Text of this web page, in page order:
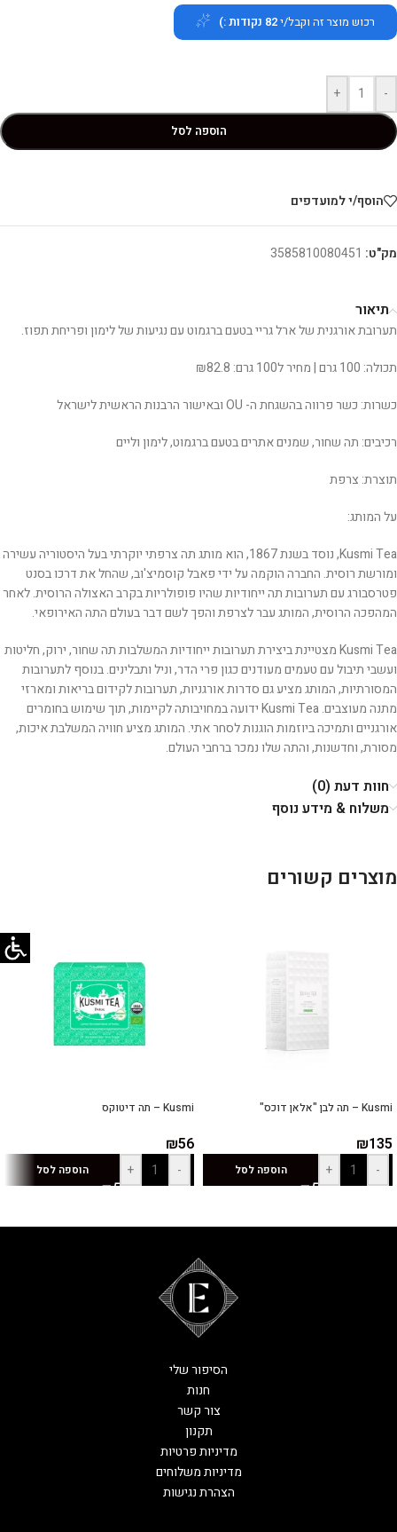
רכוש מוצר זה וקבל/י82 נקודות :)
-
+
הוספה לסל
הוסף/י למועדפים
מק"ט: 3585810080451
תיאור
תערובת אורגנית של ארל גריי בטעם ברגמוט עם נגיעות של לימון ופריחת תפוז.
תכולה: 100 גרם | מחיר ל100 גרם: ₪82.8
כשרות: כשר פרווה בהשגחת ה- OU ובאישור הרבנות הראשית לישראל
רכיבים: תה שחור, שמנים אתרים בטעם ברגמוט, לימון וליים
תוצרת: צרפת
על המותג:
Kusmi Tea, נוסד בשנת 1867, הוא מותג תה צרפתי יוקרתי בעל היסטוריה עשירה
ומורשת רוסית. החברה הוקמה על ידי פאבל קוסמיצ'וב, שהחל את דרכו בסנט
פטרסבורג עם תערובות תה ייחודיות שהיו פופולריות בקרב האצולה הרוסית. לאחר
המהפכה הרוסית, המותג עבר לצרפת והפך לשם דבר בעולם התה האירופאי.
Kusmi Tea מצטיינת ביצירת תערובות ייחודיות המשלבות תה שחור, ירוק, חליטות
ועשבי תיבול עם טעמים מעודנים כגון פרי הדר, וניל ותבלינים. בנוסף לתערובות
המסורתיות, המותג מציע גם סדרות אורגניות, תערובות לקידום בריאות ומארזי
מתנה מעוצבים. Kusmi Tea ידועה במחויבותה לקיימות, תוך שימוש בחומרים
אורגניים ותמיכה ביוזמות הוגנות לסחר אתי. המותג מציע חוויה המשלבת איכות,
מסורת, וחדשנות, והתה שלו נמכר ברחבי העולם.
חוות דעת (0)
משלוח & מידע נוסף
מוצרים קשורים
Kusmi – תה לבן "אלאן דוכס"
₪135
-
+ הוספה לסל
Kusmi – תה דיטוקס
₪56
-
+ הוספה לסל
הסיפור שלי
חנות
צור קשר
תקנון
מדיניות פרטיות
מדיניות משלוחים
הצהרת נגישות